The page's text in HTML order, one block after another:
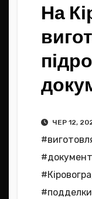
На
ЧЕР 12,
#подделки